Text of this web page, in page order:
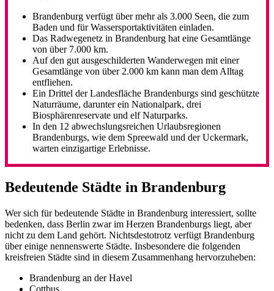
Brandenburg verfügt über mehr als 3.000 Seen, die zum
Baden und für Wassersportaktivitäten einladen.
Das Radwegenetz in Brandenburg hat eine Gesamtlänge
von über 7.000 km.
Auf den gut ausgeschilderten Wanderwegen mit einer
Gesamtlänge von über 2.000 km kann man dem Alltag
entfliehen.
Ein Drittel der Landesfläche Brandenburgs sind geschützte
Naturräume, darunter ein Nationalpark, drei
Biosphärenreservate und elf Naturparks.
In den 12 abwechslungsreichen Urlaubsregionen
Brandenburgs, wie dem Spreewald und der Uckermark,
warten einzigartige Erlebnisse.
Bedeutende Städte in Brandenburg
Wer sich für bedeutende Städte in Brandenburg interessiert, sollte
bedenken, dass Berlin zwar im Herzen Brandenburgs liegt, aber
nicht zu dem Land gehört. Nichtsdestotrotz verfügt Brandenburg
über einige nennenswerte Städte. Insbesondere die folgenden
kreisfreien Städte sind in diesem Zusammenhang hervorzuheben:
Brandenburg an der Havel
Cottbus